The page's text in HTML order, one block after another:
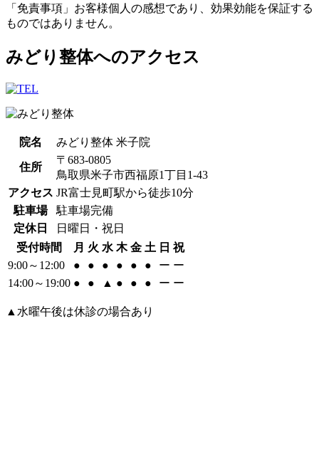
「免責事項」お客様個人の感想であり、効果効能を保証する
ものではありません。
みどり整体へのアクセス
院名 みどり整体 米子院
住所
〒683-0805
鳥取県米子市西福原1丁目1-43
アクセス JR富士見町駅から徒歩10分
駐車場
駐車場完備
定休日
日曜日・祝日
受付時間
月 火 水 木 金 土 日 祝
9:00～12:00
● ● ● ● ● ● ー ー
14:00～19:00 ● ● ▲ ● ● ● ー ー
▲水曜午後は休診の場合あり